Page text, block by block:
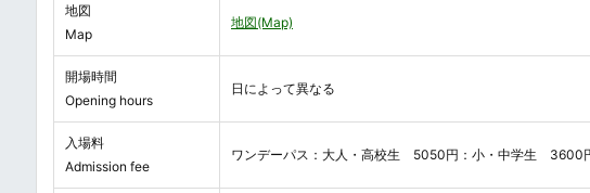
地図
Map
地図(Map)
開場時間
Opening hours
日によって異なる
入場料
Admission fee
ワンデーパス：大人・高校生 5050円：小・中学生